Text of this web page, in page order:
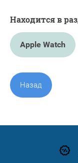
Находится в
Apple Watch
Назад